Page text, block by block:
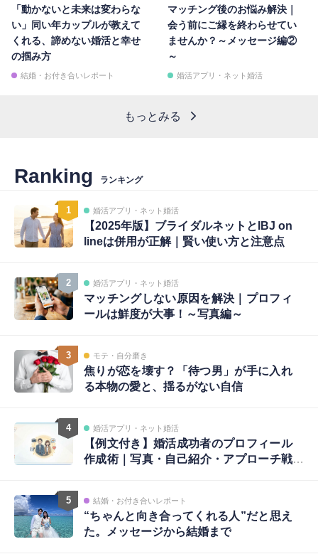
「動かないと未来は変わらな
い」同い年カップルが教えて
くれる、諦めない婚活と幸せ
の掴み方
結婚・お付き合いレポート
マッチング後のお悩み解決｜
会う前にご縁を終わらせてい
ませんか？～メッセージ編②
～
婚活アプリ・ネット婚活
もっとみる
Ranking ランキング
1 婚活アプリ・ネット婚活
【2025年版】ブライダルネットとIBJ on
lineは併用が正解｜賢い使い方と注意点
2 婚活アプリ・ネット婚活
マッチングしない原因を解決｜プロフィ
ールは鮮度が大事！～写真編～
3 モテ・自分磨き
焦りが恋を壊す？「待つ男」が手に入れ
る本物の愛と、揺るがない自信
4 婚活アプリ・ネット婚活
【例文付き】婚活成功者のプロフィール
作成術｜写真・自己紹介・アプローチ戦
5 結婚・お付き合いレポート
“ちゃんと向き合ってくれる人”だと思え
た。メッセージから結婚まで